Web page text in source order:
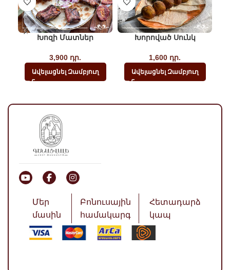
Խոզի Մատներ
3,900 դր.
Ավելացնել Զամբյուղ
Խորոված Սունկ
1,600 դր.
Ավելացնել Զամբյուղ
Մեր
մասին
Բոնուսային
համակարգ
Հետադարձ
կապ